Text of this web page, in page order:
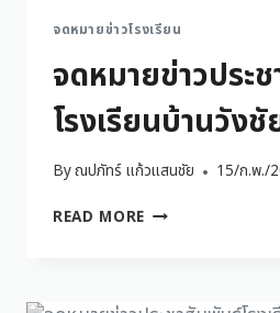
จดหมายข่าวโรงเรียน
จดหมายข่าวประ
โรงเรียนบ้านวังชั
Byณปภัทร์ แก้วแสนชัย 15/ก.พ./
READ MORE